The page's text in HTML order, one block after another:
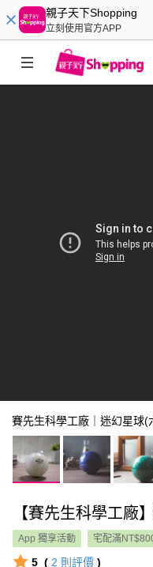
親子天下Shopping
立刻使用官方APP
賽先生科學工廠｜迷幻星球(
【賽先生科學工廠
App 獨享活動 宅配滿
5 ( 2 則評價 )